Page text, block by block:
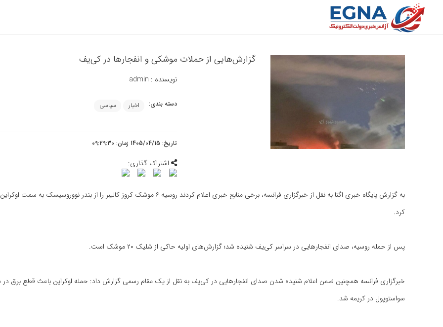
گزارش‌هایی از حملات موشکی و انفجارها در کی‌یف
نویسنده : admin
دسته بندی: اخبار سیاسی
تاریخ: 1405/04/15 زمان: 09:29:30
اشتراک گذاری:
به گزارش پایگاه خبری اگنا به نقل از خبرگزاری فرانسه، برخی منابع خبری اعلام کردند روسیه ۶ موشک کروز کالیبر را از بندر نووروسیسک
کرد.
پس از حمله روسیه، صدای انفجارهایی در سراسر کی‌یف شنیده شد؛ گزارش‌های اولیه حاکی از شلیک ۲۰ موشک است.
خبرگزاری فرانسه همچنین ضمن اعلام شنیده شدن صدای انفجارهایی در کی‌یف به نقل از یک مقام رسمی گزارش داد: حمله اوکراین باعث قطع برق در
سواستوپول در کریمه شد.